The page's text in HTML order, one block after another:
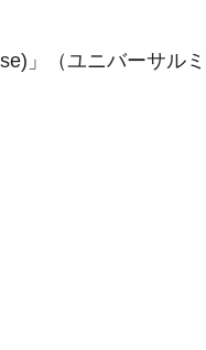
」（ユニバーサルミ